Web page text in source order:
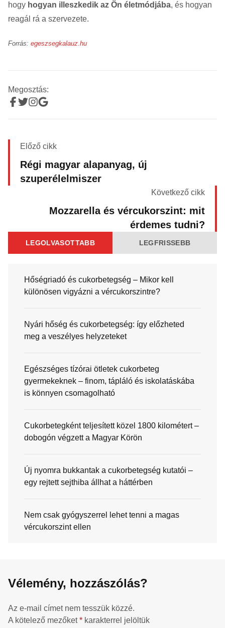
hogy hogyan illeszkedik az Ön életmódjába, és hogyan
reagál rá a szervezete.
Forrás: egeszsegkalauz.hu
Megosztás:
Előző cikk
Régi magyar alapanyag, új
szuperélelmiszer
Következő cikk
Mozzarella és vércukorszint: mit
érdemes tudni?
LEGOLVASOTTABB LEGFRISSEBB
Hőségriadó és cukorbetegség – Mikor kell
különösen vigyázni a vércukorszintre?
Nyári hőség és cukorbetegség: így előzheted
meg a veszélyes helyzeteket
Egészséges tízórai ötletek cukorbeteg
gyermekeknek – finom, tápláló és iskolatáskába
is könnyen csomagolható
Cukorbetegként teljesített közel 1800 kilométert –
dobogón végzett a Magyar Körön
Új nyomra bukkantak a cukorbetegség kutatói –
egy rejtett sejthiba állhat a háttérben
Nem csak gyógyszerrel lehet tenni a magas
vércukorszint ellen
Vélemény, hozzászólás?
Az e-mail címet nem tesszük közzé.
A kötelező mezőket* karakterrel jelöltük